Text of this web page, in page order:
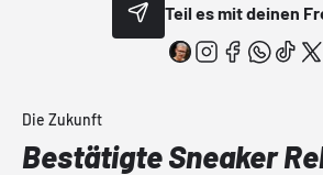
Teil es mit deinen
Die Zukunft
Bestätigte Sneaker